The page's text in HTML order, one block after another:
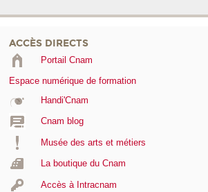
ACCÈS DIRECTS
Portail Cnam
Espace numérique de formation
Handi'Cnam
Cnam blog
Musée des arts et métiers
La boutique du Cnam
Accès à Intracnam